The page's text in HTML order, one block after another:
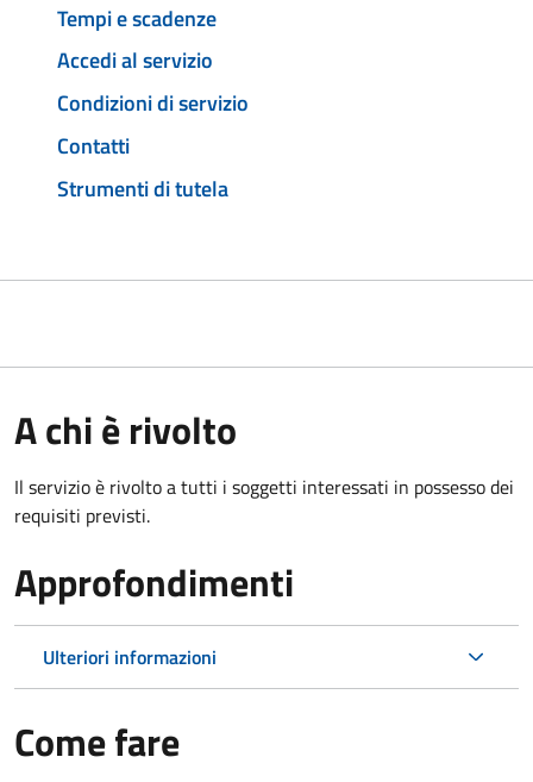
Tempi e scadenze
Accedi al servizio
Condizioni di servizio
Contatti
Strumenti di tutela
A chi è rivolto
Il servizio è rivolto a tutti i soggetti interessati in possesso dei
requisiti previsti.
Approfondimenti
Ulteriori informazioni
Come fare